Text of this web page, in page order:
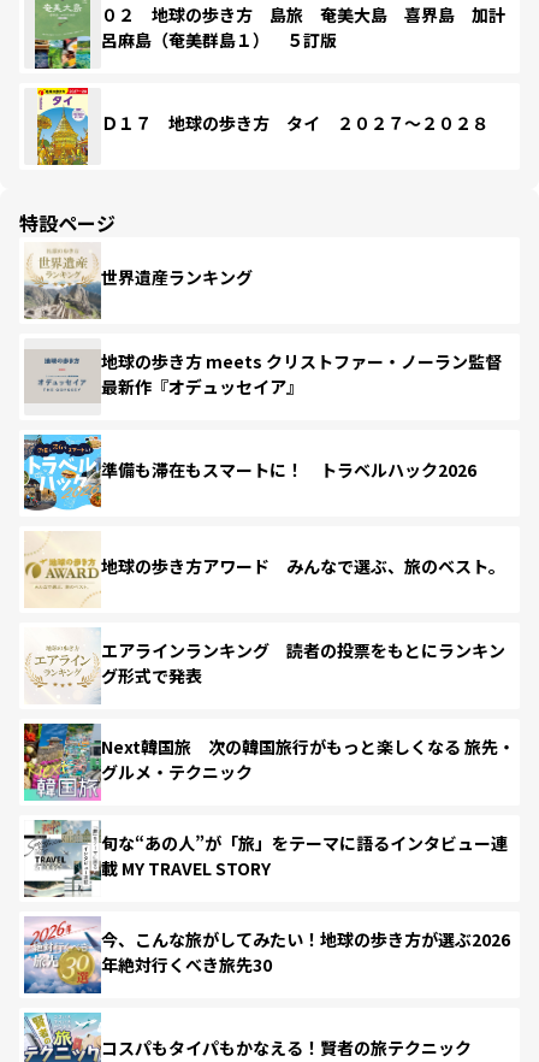
０２ 地球の歩き方 島旅 奄美大島 喜界島 加計
呂麻島（奄美群島１） ５訂版
Ｄ１７ 地球の歩き方 タイ ２０２７～２０２８
特設ページ
世界遺産ランキング
地球の歩き方 meets クリストファー・ノーラン監督
最新作『オデュッセイア』
準備も滞在もスマートに！ トラベルハック2026
地球の歩き方アワード みんなで選ぶ、旅のベスト。
エアラインランキング 読者の投票をもとにランキン
グ形式で発表
Next韓国旅 次の韓国旅行がもっと楽しくなる 旅先・
グルメ・テクニック
旬な“あの人”が「旅」をテーマに語るインタビュー連
載 MY TRAVEL STORY
今、こんな旅がしてみたい！地球の歩き方が選ぶ2026
年絶対行くべき旅先30
コスパもタイパもかなえる！賢者の旅テクニック